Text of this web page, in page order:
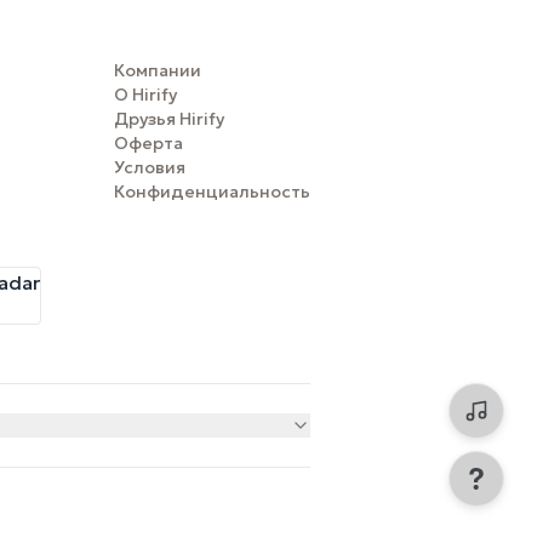
Компании
О Hirify
Друзья Hirify
Оферта
Условия
Конфиденциальность